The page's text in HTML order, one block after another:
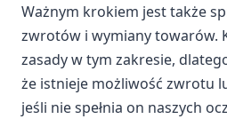
Ważnym krokiem jest także
zwrotów i wymiany towarów.
zasady w tym zakresie,
że istnieje możliwość zwrotu
jeśli nie spełnia on naszych